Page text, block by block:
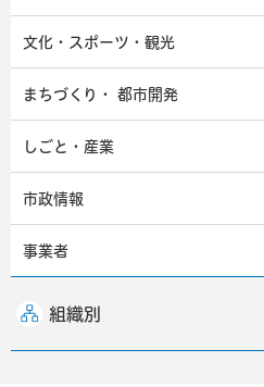
文化・スポーツ・観光
まちづくり・ 都市開発
しごと・産業
市政情報
事業者
組織別